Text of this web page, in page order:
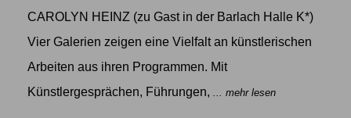
CAROLYN HEINZ (zu Gast in der Barlach Halle K*)
Vier Galerien zeigen eine Vielfalt an künstlerischen
Arbeiten aus ihren Programmen. Mit
Künstlergesprächen, Führungen, ... mehr lesen